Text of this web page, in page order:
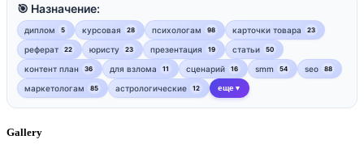
🎯 Назначение:
диплом 5 курсовая 28 психологам 98 карточки товара 23
реферат 22 юристу 23 презентация 19 статьи 50
контент план 36 для взлома 11 сценарий 16 smm 54 seo 88
маркетологам 85 астрологические 12 еще ▼
Gallery